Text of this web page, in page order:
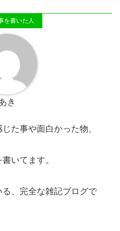
き
た事や面白かった物、
いてます。
、完全な雑記ブログで